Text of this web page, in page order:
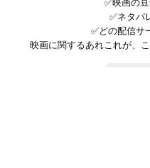
✅映画の
✅ネタバ
✅どの配信サ
映画に関するあれこれが、